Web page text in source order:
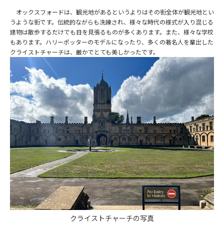
オックスフォードは、観光地があるというよりはその街全体が観光地とい
うような街です。伝統的ながらも洗練され、様々な時代の様式が入り混じる
建物は散歩するだけでも目を見張るものが多くあります。また、様々な学校
もあります。ハリーポッターのモデルになったり、多くの著名人を輩出した
クライストチャーチは、厳かでとても美しかったです。
クライストチャーチの写真